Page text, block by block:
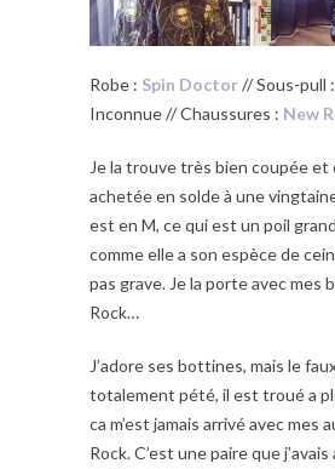
Robe : Spin Doctor// Sous-pull
Inconnue // Chaussures : New
Je la trouve très bien coupée et
achetée en solde à une
est en M, ce qui est un poil
comme elle a son espèce de
pas grave. Je la porte avec mes
Rock…
J’adore ses bottines, mais le
totalement pété, il est troué a
ca m’est jamais arrivé avec mes
Rock. C’est une paire que